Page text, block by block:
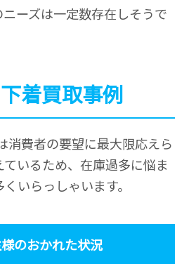
ーズは一定数存在しそうで
下着買取事例
消費者の要望に最大限応えら
いるため、在庫過多に悩ま
いらっしゃいます。
のおかれた状況